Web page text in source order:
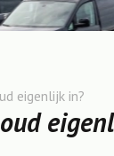
eigenlijk in?